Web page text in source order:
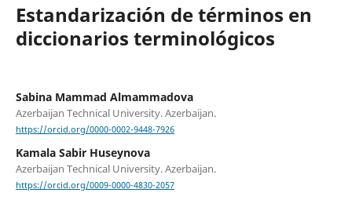
Estandarización de términos en
diccionarios terminológicos
Sabina Mammad Almammadova
Azerbaijan Technical University. Azerbaijan.
https://orcid.org/0000-0002-9448-7926
Kamala Sabir Huseynova
Azerbaijan Technical University. Azerbaijan.
https://orcid.org/0009-0000-4830-2057